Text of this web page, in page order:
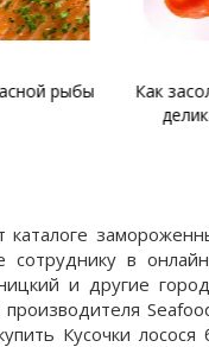
рыбы
Как
сотруднику в
и другие
Кусочки